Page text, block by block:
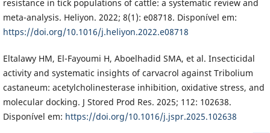
resistance in tick populations of cattle: a systematic review and
meta-analysis. Heliyon. 2022; 8(1): e08718. Disponível em:
https://doi.org/10.1016/j.heliyon.2022.e08718
Eltalawy HM, El-Fayoumi H, Aboelhadid SMA, et al. Insecticidal
activity and systematic insights of carvacrol against Tribolium
castaneum: acetylcholinesterase inhibition, oxidative stress, and
molecular docking. J Stored Prod Res. 2025; 112: 102638.
Disponível em: https://doi.org/10.1016/j.jspr.2025.102638